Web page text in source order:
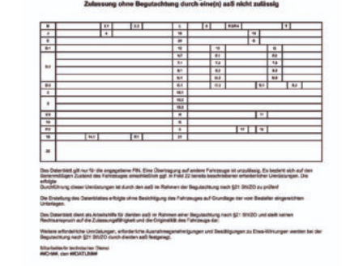
auf.
Die
Optionen
können
auf
der
Produktseite
gewählt
werden